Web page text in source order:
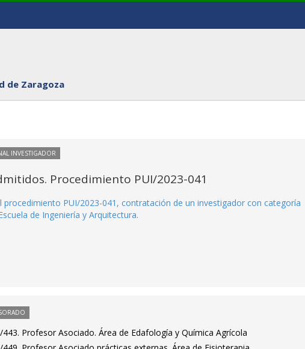
de Zaragoza
INVESTIGADOR
Procedimiento PUI/2023-041
PUI/2023-041, contratación de un investigador con categoría
de Ingeniería y Arquitectura.
Profesor Asociado. Área de Edafología y Química Agrícola